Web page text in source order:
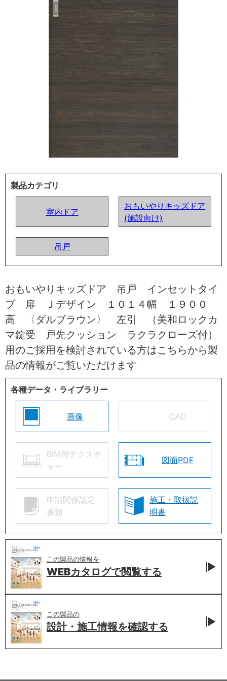
製品カテゴリ
室内ドア
おもいやりキッズドア
(施設向け)
吊戸
おもいやりキッズドア 吊戸 インセットタイ
プ 扉 Ｊデザイン １０１４幅 １９００
高 〈ダルブラウン〉 左引 （美和ロックカ
マ錠受 戸先クッション ラクラクローズ付）
用のご採用を検討されている方はこちらから製
品の情報がご覧いただけます
各種データ・ライブラリー
画像 CAD
BIM用テクスチ
ャー
図面PDF
申請関係認定
書類
施工・取扱説
明書
この製品の情報を
WEBカタログで閲覧する
この製品の
設計・施工情報を確認する